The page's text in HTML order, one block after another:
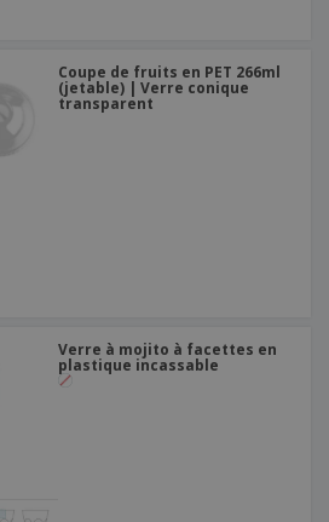
Coupe de fruits en PET 266ml
(jetable) | Verre conique
transparent
Verre à mojito à facettes en
plastique incassable